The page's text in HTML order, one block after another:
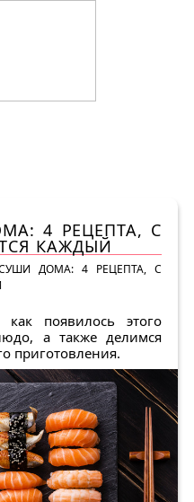
4 РЕЦЕПТА, С
КАЖДЫЙ
ДОМА: 4 РЕЦЕПТА, С
появилось этого
а также делимся
приготовления.